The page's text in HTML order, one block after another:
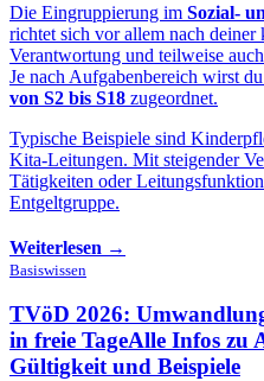
Die Eingruppierung im Sozial-
richtet sich vor allem nach
Verantwortung und teilweise
Je nach Aufgabenbereich wirst
von S2 bis S18 zugeordnet.
Typische Beispiele sind
Kita-Leitungen. Mit steigender
Tätigkeiten oder
Entgeltgruppe.
Weiterlesen →
Basiswissen
TVöD 2026:
in freie TageAlle Infos zu
Gültigkeit und Beispiele